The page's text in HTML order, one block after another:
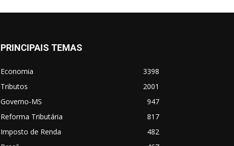
PRINCIPAIS TEMAS
Economia
3398
Tributos
2001
Governo-MS
947
Reforma Tributária
817
Imposto de Renda
482